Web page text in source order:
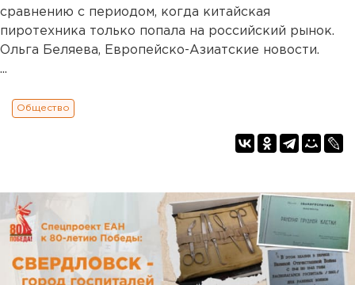
сравнению с периодом, когда китайская
пиротехника только попала на российский рынок.
Ольга Беляева, Европейско-Азиатские новости.
...
Общество